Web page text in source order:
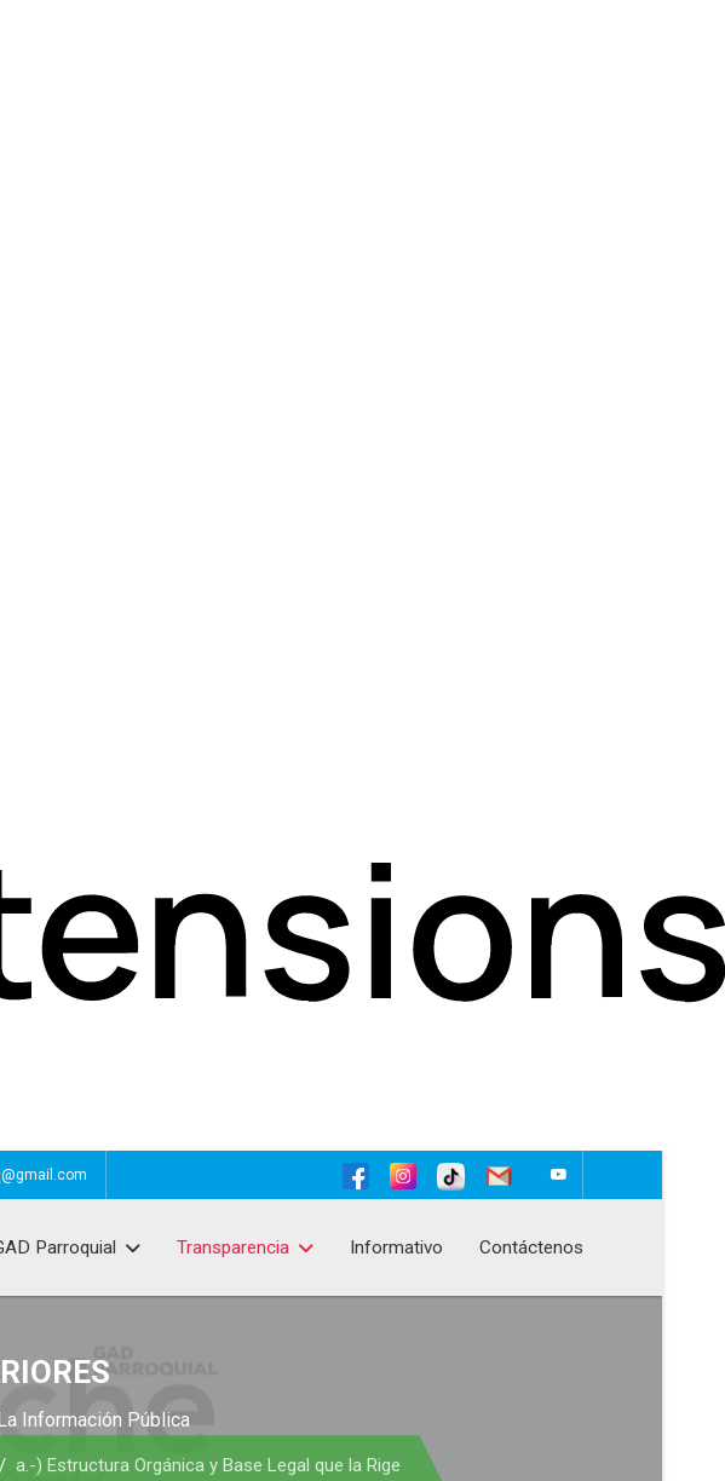
Parroquial Transparencia Informativo Contáctenos
Información Pública
a.-) Estructura Orgánica y Base Legal que la Rige